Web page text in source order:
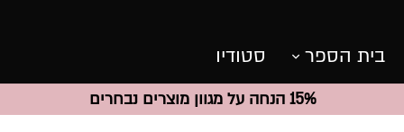
בית הספר סטודיו
15% הנחה על מגוון מוצרים נבחרים